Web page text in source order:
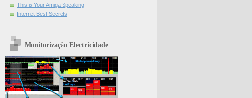
This is Your Amiga Speaking
Internet Best Secrets
Monitorização Electricidade